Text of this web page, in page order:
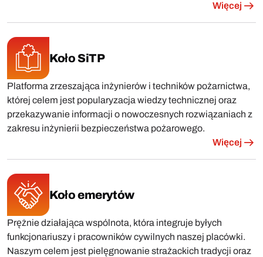
Więcej
Koło SiTP
Platforma zrzeszająca inżynierów i techników pożarnictwa,
której celem jest popularyzacja wiedzy technicznej oraz
przekazywanie informacji o nowoczesnych rozwiązaniach z
zakresu inżynierii bezpieczeństwa pożarowego.
Więcej
Koło emerytów
Prężnie działająca wspólnota, która integruje byłych
funkcjonariuszy i pracowników cywilnych naszej placówki.
Naszym celem jest pielęgnowanie strażackich tradycji oraz